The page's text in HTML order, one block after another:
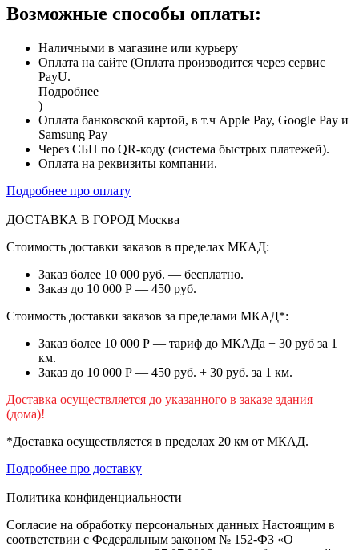
Возможные способы оплаты:
Наличными в магазине или курьеру
Оплата на сайте (Оплата производится через сервис
PayU.
Подробнее
)
Оплата банковской картой, в т.ч Apple Pay, Google Pay и
Samsung Pay
Через СБП по QR-коду (система быстрых платежей).
Оплата на реквизиты компании.
Подробнее про оплату
ДОСТАВКА В ГОРОД Москва
Стоимость доставки заказов в пределах МКАД:
Заказ более 10 000 руб. — бесплатно.
Заказ до 10 000 Р — 450 руб.
Стоимость доставки заказов за пределами МКАД*:
Заказ более 10 000 Р — тариф до МКАДа + 30 руб за 1
км.
Заказ до 10 000 Р — 450 руб. + 30 руб. за 1 км.
Доставка осуществляется до указанного в заказе здания
(дома)!
*Доставка осуществляется в пределах 20 км от МКАД.
Подробнее про доставку
Политика конфиденциальности
Согласие на обработку персональных данных Настоящим в
соответствии с Федеральным законом № 152-ФЗ «О